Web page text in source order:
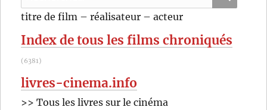
pour
titre de film – réalisateur – acteur
Index de tous les films chroniqués
(6381)
livres-cinema.info
>> Tous les livres sur le cinéma